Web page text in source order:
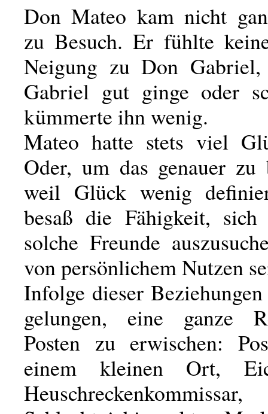
Don Mateo kam nicht
zu Besuch. Er fühlte
Neigung zu Don
Gabriel gut ginge oder
kümmerte ihn wenig.
Mateo hatte stets viel
Oder, um das genauer zu
weil Glück wenig
besaß die Fähigkeit,
solche Freunde
von persönlichem Nutzen
Infolge dieser
gelungen, eine ganze
Posten zu erwischen:
einem kleinen Ort,
Heuschreckenkommissar,